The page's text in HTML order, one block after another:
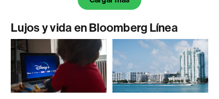
Lujos y vida en Bloomberg Línea